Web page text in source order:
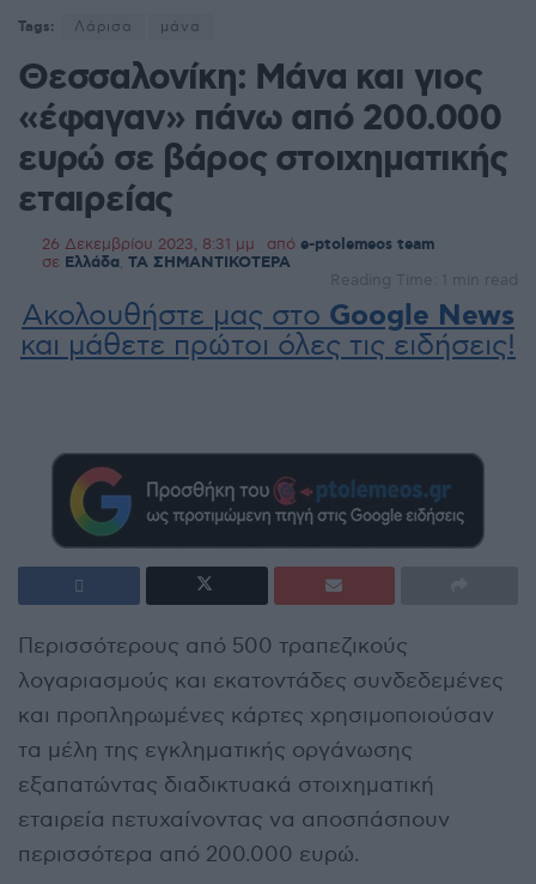
Tags: Λάρισα μάνα
Θεσσαλονίκη: Μάνα και γιος
«έφαγαν» πάνω από 200.000
ευρώ σε βάρος στοιχηματικής
εταιρείας
26 Δεκεμβρίου 2023, 8:31 μμ από e-ptolemeos team
σε Ελλάδα ΤΑ ΣΗΜΑΝΤΙΚΟΤΕΡΑ
Reading Time: 1 min read
Ακολουθήστε μας στο Google News
και μάθετε πρώτοι όλες τις ειδήσεις!
Περισσότερους από 500 τραπεζικούς
λογαριασμούς και εκατοντάδες συνδεδεμένες
και προπληρωμένες κάρτες χρησιμοποιούσαν
τα μέλη της εγκληματικής οργάνωσης
εξαπατώντας διαδικτυακά στοιχηματική
εταιρεία πετυχαίνοντας να αποσπάσπουν
περισσότερα από 200.000 ευρώ.